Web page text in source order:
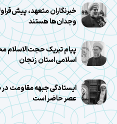
خبرنگاران متعهد،
وجدان‌ها هستند
پیام تبریک حجت‌الاسلام
اسلامی استان زنجان
ایستادگی جبهه مقاومت در
عصر حاضر است